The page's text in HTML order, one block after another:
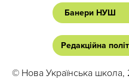
Банери НУШ
Редакційна
© Нова Українська школа,